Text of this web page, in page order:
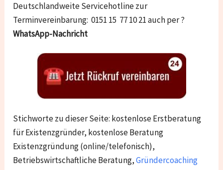
Deutschlandweite Servicehotline zur
Terminvereinbarung: 0151 15 77 10 21 auch per ?
WhatsApp-Nachricht
Stichworte zu dieser Seite: kostenlose Erstberatung
für Existenzgründer, kostenlose Beratung
Existenzgründung (online/telefonisch),
Betriebswirtschaftliche Beratung,Gründercoaching